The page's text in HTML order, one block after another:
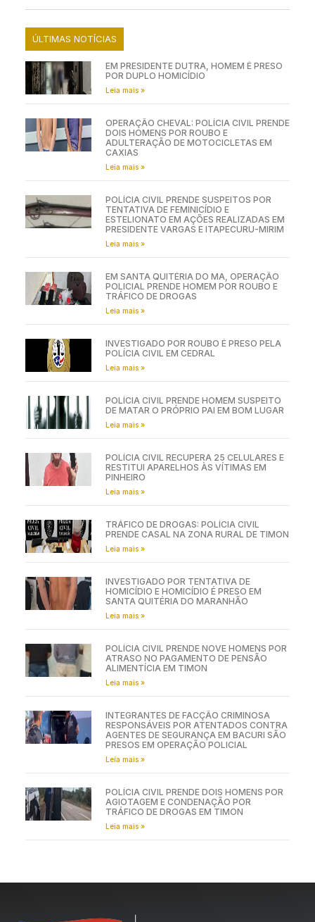
ÚLTIMAS NOTÍCIAS
EM PRESIDENTE DUTRA, HOMEM É PRESO
POR DUPLO HOMICÍDIO
Leia mais »
OPERAÇÃO CHEVAL: POLÍCIA CIVIL PRENDE
DOIS HOMENS POR ROUBO E
ADULTERAÇÃO DE MOTOCICLETAS EM
CAXIAS
Leia mais »
POLÍCIA CIVIL PRENDE SUSPEITOS POR
TENTATIVA DE FEMINICÍDIO E
ESTELIONATO EM AÇÕES REALIZADAS EM
PRESIDENTE VARGAS E ITAPECURU-MIRIM
Leia mais »
EM SANTA QUITÉRIA DO MA, OPERAÇÃO
POLICIAL PRENDE HOMEM POR ROUBO E
TRÁFICO DE DROGAS
Leia mais »
INVESTIGADO POR ROUBO É PRESO PELA
POLÍCIA CIVIL EM CEDRAL
Leia mais »
POLÍCIA CIVIL PRENDE HOMEM SUSPEITO
DE MATAR O PRÓPRIO PAI EM BOM LUGAR
Leia mais »
POLÍCIA CIVIL RECUPERA 25 CELULARES E
RESTITUI APARELHOS ÀS VÍTIMAS EM
PINHEIRO
Leia mais »
TRÁFICO DE DROGAS: POLÍCIA CIVIL
PRENDE CASAL NA ZONA RURAL DE TIMON
Leia mais »
INVESTIGADO POR TENTATIVA DE
HOMICÍDIO E HOMICÍDIO É PRESO EM
SANTA QUITÉRIA DO MARANHÃO
Leia mais »
POLÍCIA CIVIL PRENDE NOVE HOMENS POR
ATRASO NO PAGAMENTO DE PENSÃO
ALIMENTÍCIA EM TIMON
Leia mais »
INTEGRANTES DE FACÇÃO CRIMINOSA
RESPONSÁVEIS POR ATENTADOS CONTRA
AGENTES DE SEGURANÇA EM BACURI SÃO
PRESOS EM OPERAÇÃO POLICIAL
Leia mais »
POLÍCIA CIVIL PRENDE DOIS HOMENS POR
AGIOTAGEM E CONDENAÇÃO POR
TRÁFICO DE DROGAS EM TIMON
Leia mais »